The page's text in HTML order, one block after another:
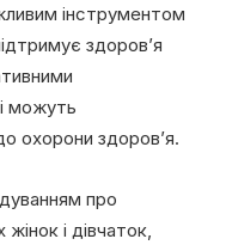
інструментом
здоров’я
можуть
охорони здоров’я.
про
і дівчаток,